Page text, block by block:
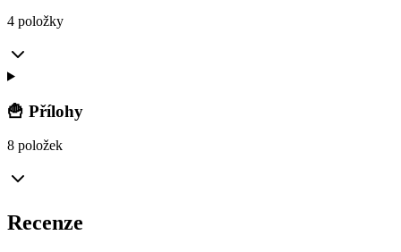
4 položky
🍟 Přílohy
8 položek
Recenze